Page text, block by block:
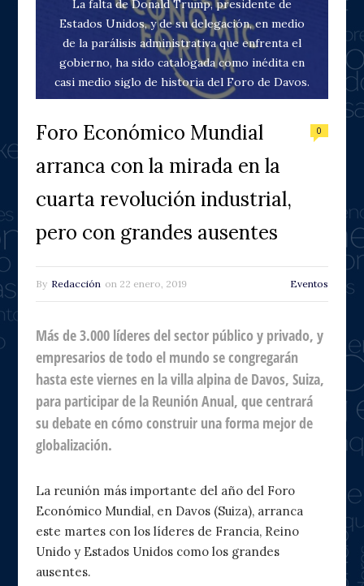
La falta de Donald Trump, presidente de
Estados Unidos, y de su delegación, en medio
de la parálisis administrativa que enfrenta el
gobierno, ha sido catalogada como inédita en
casi medio siglo de historia del Foro de Davos.
Foro Económico Mundial
arranca con la mirada en la
cuarta revolución industrial,
pero con grandes ausentes
0
By Redacción on 22 enero, 2019 Eventos
Más de 3.000 líderes del sector público y privado, y
empresarios de todo el mundo se congregarán
hasta este viernes en la villa alpina de Davos, Suiza,
para participar de la Reunión Anual, que centrará
su debate en cómo construir una forma mejor de
globalización.
La reunión más importante del año del Foro
Económico Mundial, en Davos (Suiza), arranca
este martes con los líderes de Francia, Reino
Unido y Estados Unidos como los grandes
ausentes.